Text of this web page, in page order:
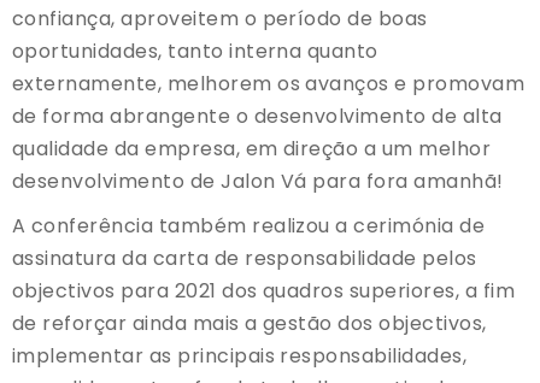
confiança, aproveitem o período de boas
oportunidades, tanto interna quanto
externamente, melhorem os avanços e promovam
de forma abrangente o desenvolvimento de alta
qualidade da empresa, em direção a um melhor
desenvolvimento de Jalon Vá para fora amanhã!
A conferência também realizou a cerimónia de
assinatura da carta de responsabilidade pelos
objectivos para 2021 dos quadros superiores, a fim
de reforçar ainda mais a gestão dos objectivos,
implementar as principais responsabilidades,